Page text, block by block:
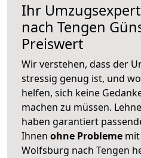
Ihr
nach Tengen
Preiswert
Wir verstehen, dass der
stressig genug ist, und
helfen, sich keine
machen zu müssen.
haben garantiert
Ihnen ohne Probleme
Wolfsburg nach Tengen